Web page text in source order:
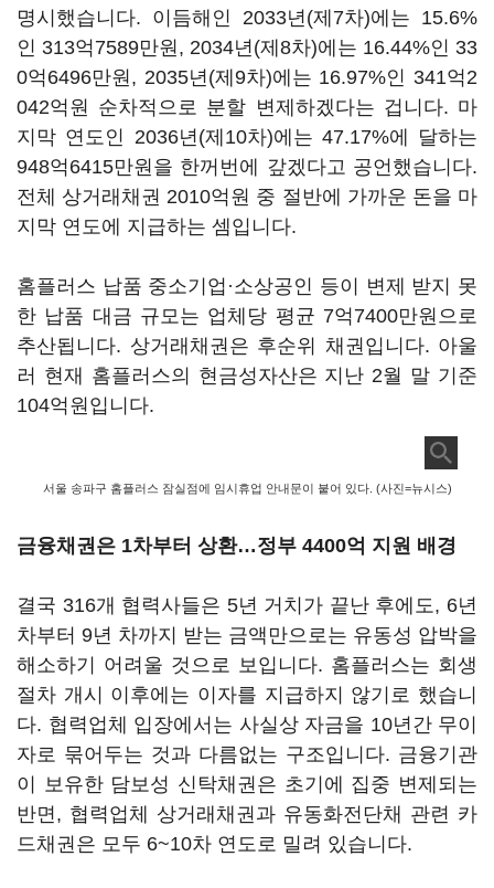
명시했습니다. 이듬해인 2033년(제7차)에는 15.6%
인 313억7589만원, 2034년(제8차)에는 16.44%인 33
0억6496만원, 2035년(제9차)에는 16.97%인 341억2
042억원 순차적으로 분할 변제하겠다는 겁니다. 마
지막 연도인 2036년(제10차)에는 47.17%에 달하는
948억6415만원을 한꺼번에 갚겠다고 공언했습니다.
전체 상거래채권 2010억원 중 절반에 가까운 돈을 마
지막 연도에 지급하는 셈입니다.
홈플러스 납품 중소기업·소상공인 등이 변제 받지 못
한 납품 대금 규모는 업체당 평균 7억7400만원으로
추산됩니다. 상거래채권은 후순위 채권입니다. 아울
러 현재 홈플러스의 현금성자산은 지난 2월 말 기준
104억원입니다.
서울 송파구 홈플러스 잠실점에 임시휴업 안내문이 붙어 있다. (사진=뉴시스)
금융채권은 1차부터 상환…정부 4400억 지원 배경
결국 316개 협력사들은 5년 거치가 끝난 후에도, 6년
차부터 9년 차까지 받는 금액만으로는 유동성 압박을
해소하기 어려울 것으로 보입니다. 홈플러스는 회생
절차 개시 이후에는 이자를 지급하지 않기로 했습니
다. 협력업체 입장에서는 사실상 자금을 10년간 무이
자로 묶어두는 것과 다름없는 구조입니다. 금융기관
이 보유한 담보성 신탁채권은 초기에 집중 변제되는
반면, 협력업체 상거래채권과 유동화전단채 관련 카
드채권은 모두 6~10차 연도로 밀려 있습니다.